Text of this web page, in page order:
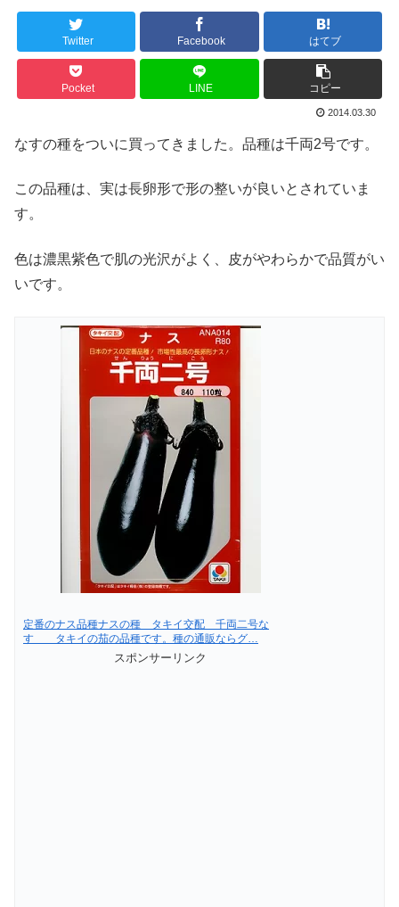
Twitter Facebook はてブ
Pocket LINE コピー
2014.03.30
なすの種をついに買ってきました。品種は千両2号です。
この品種は、実は長卵形で形の整いが良いとされていま
す。
色は濃黒紫色で肌の光沢がよく、皮がやわらかで品質がい
いです。
定番のナス品種ナスの種 タキイ交配 千両二号な
す タキイの茄の品種です。種の通販ならグ…
スポンサーリンク